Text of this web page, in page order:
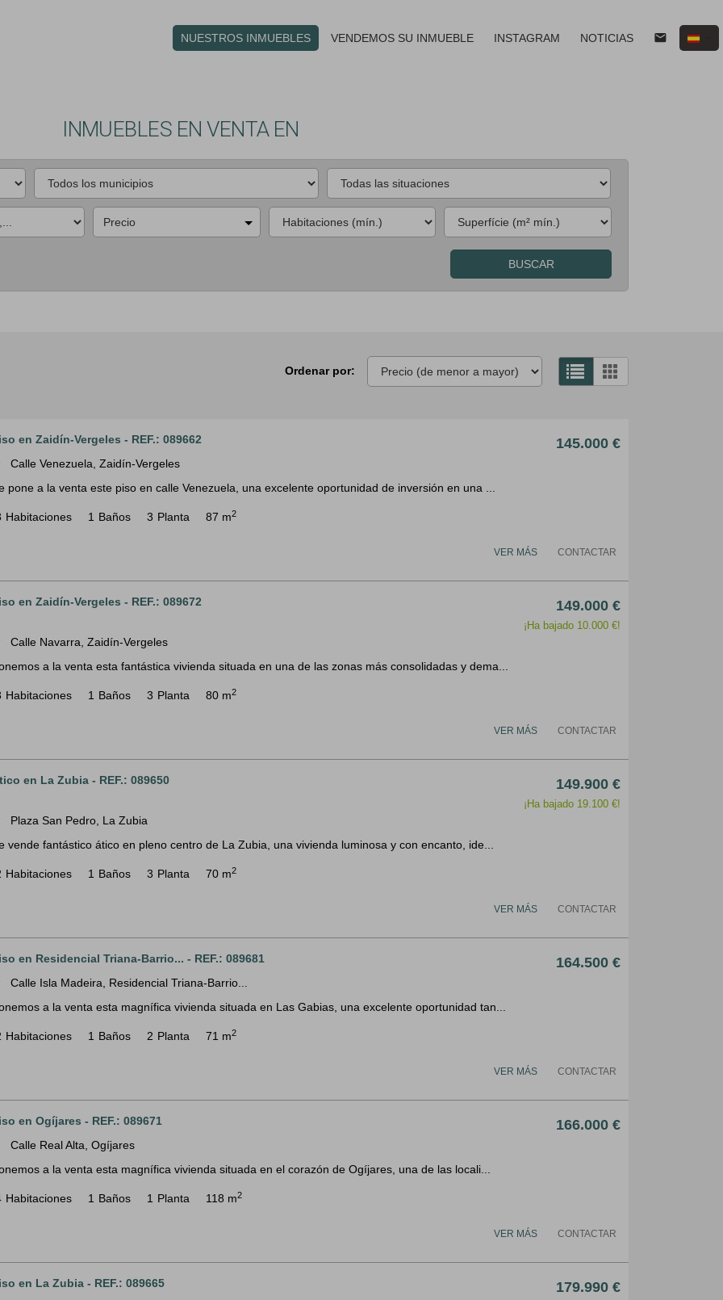
NUESTROS INMUEBLES VENDEMOS SU INMUEBLE INSTAGRAM NOTICIAS email
INMUEBLES EN VENTA EN
Precio
BUSCAR
Ordenar por:
en Zaidín-Vergeles - REF.: 089662 145.000 €
Calle Venezuela, Zaidín-Vergeles
pone a la venta este piso en calle Venezuela, una excelente oportunidad de inversión en una ...
Habitaciones 1 Baños 3 Planta 87 m2
CONTACTAR
VER MÁS
en Zaidín-Vergeles - REF.: 089672 149.000 €
¡Ha bajado 10.000 €!
Calle Navarra, Zaidín-Vergeles
a la venta esta fantástica vivienda situada en una de las zonas más consolidadas y dema...
Habitaciones 1 Baños 3 Planta 80 m2
CONTACTAR
VER MÁS
en La Zubia - REF.: 089650 149.900 €
¡Ha bajado 19.100 €!
Plaza San Pedro, La Zubia
vende fantástico ático en pleno centro de La Zubia, una vivienda luminosa y con encanto, ide...
Habitaciones 1 Baños 3 Planta 70 m2
CONTACTAR
VER MÁS
en Residencial Triana-Barrio... - REF.: 089681 164.500 €
Calle Isla Madeira, Residencial Triana-Barrio...
a la venta esta magnífica vivienda situada en Las Gabias, una excelente oportunidad tan...
Habitaciones 1 Baños 2 Planta 71 m2
CONTACTAR
VER MÁS
en Ogíjares - REF.: 089671 166.000 €
Calle Real Alta, Ogíjares
a la venta esta magnífica vivienda situada en el corazón de Ogíjares, una de las locali...
Habitaciones 1 Baños 1 Planta 118 m2
CONTACTAR
VER MÁS
en La Zubia - REF.: 089665 179.990 €